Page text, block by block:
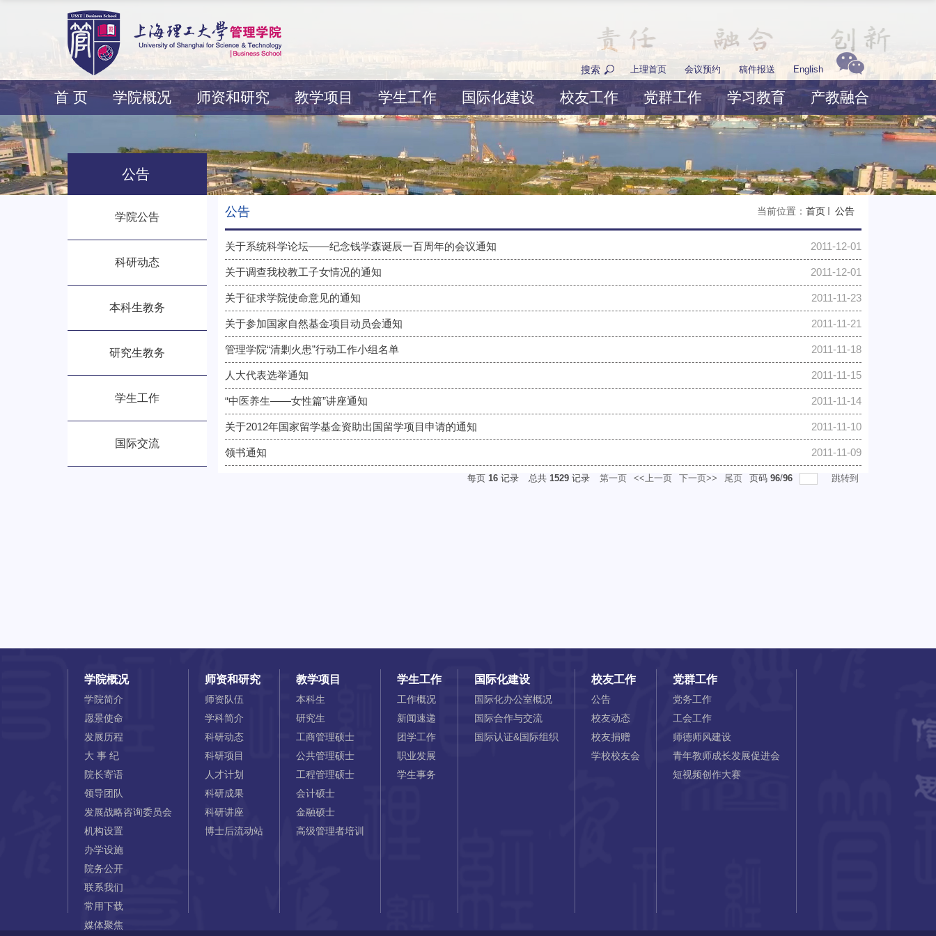
上理首页 会议预约 稿件报送 English
搜索
首 页 学院概况 师资和研究 教学项目 学生工作 国际化建设 校友工作 党群工作 学习教育 产教融合
公告
学院公告
科研动态
本科生教务
研究生教务
学生工作
国际交流
当前位置： 首页 公告
公告
关于系统科学论坛——纪念钱学森诞辰一百周年的会议通知 2011-12-01
关于调查我校教工子女情况的通知 2011-12-01
关于征求学院使命意见的通知 2011-11-23
关于参加国家自然基金项目动员会通知 2011-11-21
管理学院“清剿火患”行动工作小组名单 2011-11-18
人大代表选举通知 2011-11-15
“中医养生——女性篇”讲座通知 2011-11-14
关于2012年国家留学基金资助出国留学项目申请的通知 2011-11-10
领书通知 2011-11-09
每页 16 记录 总共 1529 记录 第一页 <<上一页 下一页>> 尾页 页码 96/96 跳转到
学院概况
学院简介
愿景使命
发展历程
大 事 纪
院长寄语
领导团队
发展战略咨询委员会
机构设置
办学设施
院务公开
联系我们
常用下载
媒体聚焦
师资和研究
师资队伍
学科简介
科研动态
科研项目
人才计划
科研成果
科研讲座
博士后流动站
教学项目
本科生
研究生
工商管理硕士
公共管理硕士
工程管理硕士
会计硕士
金融硕士
高级管理者培训
学生工作
工作概况
新闻速递
团学工作
职业发展
学生事务
国际化建设
国际化办公室概况
国际合作与交流
国际认证&国际组织
校友工作
公告
校友动态
校友捐赠
学校校友会
党群工作
党务工作
工会工作
师德师风建设
青年教师成长发展促进会
短视频创作大赛